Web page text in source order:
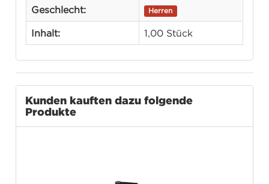
Geschlecht: Herren
Inhalt: 1,00 Stück
Kunden kauften dazu folgende
Produkte